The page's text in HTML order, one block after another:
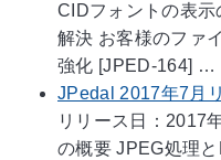
CIDフォントの表
解決 お客様のファ
強化 [JPED-164] …
JPedal 2017年7月
リリース日：2017
の概要 JPEG処理